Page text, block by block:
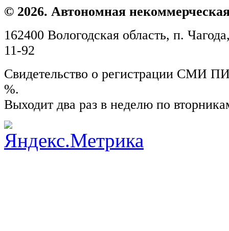
© 2026. Автономная
162400 Вологодская область, п.
11-92
Свидетельство о регистрации СМИ
%.
Выходит два раз в неделю по